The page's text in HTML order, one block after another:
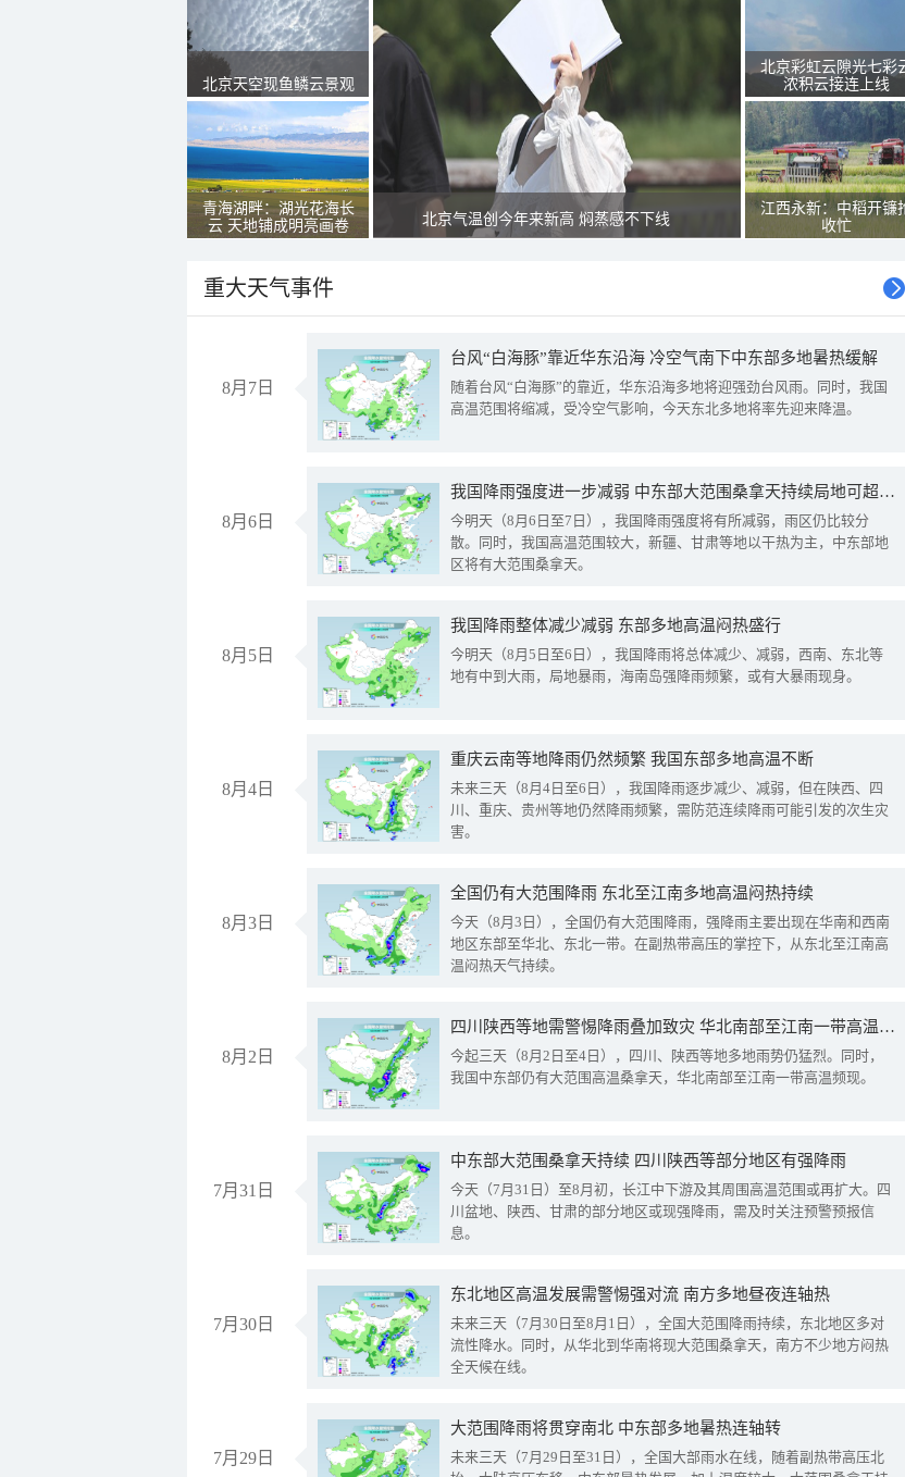
北京天空现鱼鳞云景观
青海湖畔：湖光花海长
云 天地铺成明亮画卷
北京气温创今年来新高 焖蒸感不下线
北京彩虹云隙光七彩
浓积云接连上线
江西永新：中稻开镰
收忙
重大天气事件
8月7日
台风“白海豚”靠近华东沿海 冷空气南下中东部多地暑热缓解
随着台风“白海豚”的靠近，华东沿海多地将迎强劲台风雨。同时，我国
高温范围将缩减，受冷空气影响，今天东北多地将率先迎来降温。
8月6日
我国降雨强度进一步减弱 中东部大范围桑拿天持续局地可超38℃
今明天（8月6日至7日），我国降雨强度将有所减弱，雨区仍比较分
散。同时，我国高温范围较大，新疆、甘肃等地以干热为主，中东部地
区将有大范围桑拿天。
8月5日
我国降雨整体减少减弱 东部多地高温闷热盛行
今明天（8月5日至6日），我国降雨将总体减少、减弱，西南、东北等
地有中到大雨，局地暴雨，海南岛强降雨频繁，或有大暴雨现身。
8月4日
重庆云南等地降雨仍然频繁 我国东部多地高温不断
未来三天（8月4日至6日），我国降雨逐步减少、减弱，但在陕西、四
川、重庆、贵州等地仍然降雨频繁，需防范连续降雨可能引发的次生灾
害。
8月3日
全国仍有大范围降雨 东北至江南多地高温闷热持续
今天（8月3日），全国仍有大范围降雨，强降雨主要出现在华南和西南
地区东部至华北、东北一带。在副热带高压的掌控下，从东北至江南高
温闷热天气持续。
8月2日
四川陕西等地需警惕降雨叠加致灾 华北南部至江南一带高温频现
今起三天（8月2日至4日），四川、陕西等地多地雨势仍猛烈。同时，
我国中东部仍有大范围高温桑拿天，华北南部至江南一带高温频现。
7月31日
中东部大范围桑拿天持续 四川陕西等部分地区有强降雨
今天（7月31日）至8月初，长江中下游及其周围高温范围或再扩大。四
川盆地、陕西、甘肃的部分地区或现强降雨，需及时关注预警预报信
息。
7月30日
东北地区高温发展需警惕强对流 南方多地昼夜连轴热
未来三天（7月30日至8月1日），全国大范围降雨持续，东北地区多对
流性降水。同时，从华北到华南将现大范围桑拿天，南方不少地方闷热
全天候在线。
7月29日
大范围降雨将贯穿南北 中东部多地暑热连轴转
未来三天（7月29日至31日），全国大部雨水在线，随着副热带高压北